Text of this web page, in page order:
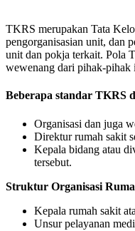
TKRS merupakan Tata
pengorganisasian unit, dan
unit dan pokja terkait. Pola
wewenang dari pihak-pihak
Beberapa standar TKRS
Organisasi dan juga
Direktur rumah sakit
Kepala bidang atau
tersebut.
Struktur Organisasi
Kepala rumah sakit
Unsur pelayanan